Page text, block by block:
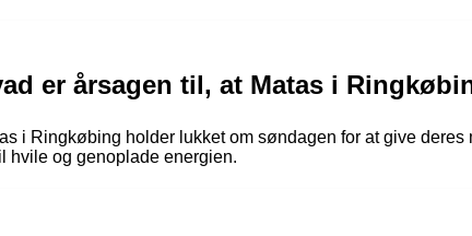
er årsagen til, at Matas i
i Ringkøbing holder lukket om søndagen for at give
hvile og genoplade energien.